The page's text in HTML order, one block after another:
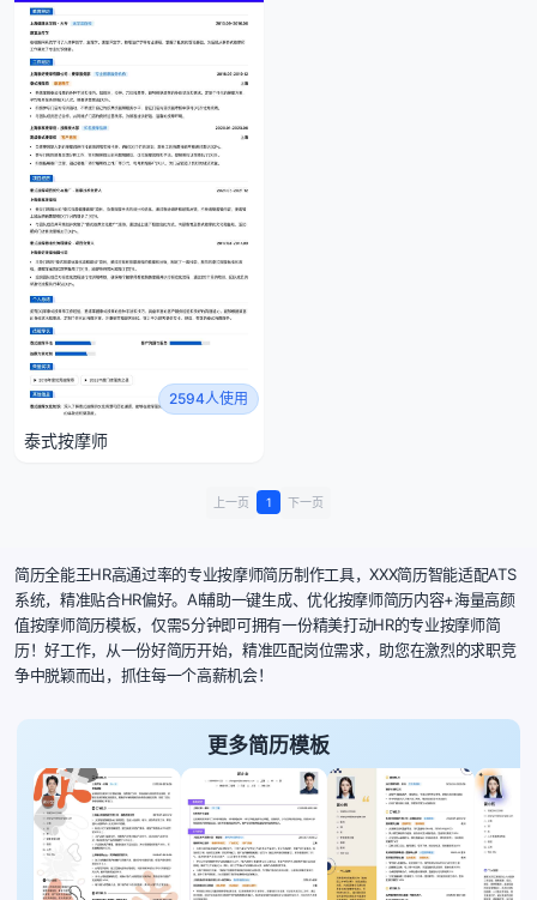
2594人使用
泰式按摩师
上一页 1 下一页
简历全能王HR高通过率的专业按摩师简历制作工具，XXX简历智能适配ATS
系统，精准贴合HR偏好。AI辅助一键生成、优化按摩师简历内容+海量高颜
值按摩师简历模板，仅需5分钟即可拥有一份精美打动HR的专业按摩师简
历！好工作，从一份好简历开始，精准匹配岗位需求，助您在激烈的求职竞
争中脱颖而出，抓住每一个高薪机会！
更多简历模板